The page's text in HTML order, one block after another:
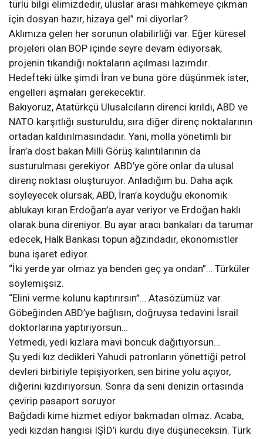
türlü bilgi elimizdedir, uluslar arası mahkemeye çıkman
için dosyan hazır, hizaya gel” mi diyorlar?
Aklımıza gelen her sorunun olabilirliği var. Eğer küresel
projeleri olan BOP içinde seyre devam ediyorsak,
projenin tıkandığı noktaların açılması lazımdır.
Hedefteki ülke şimdi İran ve buna göre düşünmek ister,
engelleri aşmaları gerekecektir.
Bakıyoruz, Atatürkçü Ulusalcıların direnci kırıldı, ABD ve
NATO karşıtlığı susturuldu, sıra diğer direnç noktalarının
ortadan kaldırılmasındadır. Yani, molla yönetimli bir
İran’a dost bakan Milli Görüş kalıntılarının da
susturulması gerekiyor. ABD’ye göre onlar da ulusal
direnç noktası oluşturuyor. Anladığım bu. Daha açık
söyleyecek olursak, ABD, İran’a koyduğu ekonomik
ablukayı kıran Erdoğan’a ayar veriyor ve Erdoğan haklı
olarak buna direniyor. Bu ayar aracı bankaları da tarumar
edecek, Halk Bankası topun ağzındadır, ekonomistler
buna işaret ediyor.
“İki yerde yar olmaz ya benden geç ya ondan”… Türküler
söylemişsiz.
“Elini verme kolunu kaptırırsın”… Atasözümüz var.
Göbeğinden ABD’ye bağlısın, doğruysa tedavini İsrail
doktorlarına yaptırıyorsun…
Yetmedi, yedi kızlara mavi boncuk dağıtıyorsun…
Şu yedi kız dedikleri Yahudi patronların yönettiği petrol
devleri birbiriyle tepişiyorken, sen birine yolu açıyor,
diğerini kızdırıyorsun. Sonra da seni denizin ortasında
çevirip pasaport soruyor.
Bağdadi kime hizmet ediyor bakmadan olmaz. Acaba,
yedi kızdan hangisi IŞİD’i kurdu diye düşüneceksin. Türk